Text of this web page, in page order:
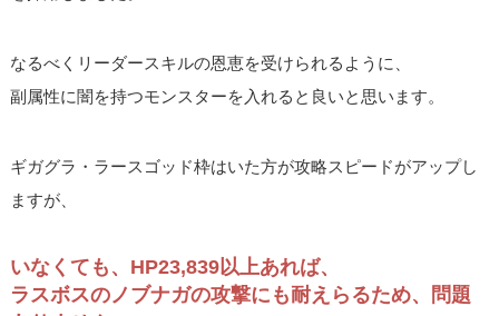
なるべくリーダースキルの恩恵を受けられるように、
副属性に闇を持つモンスターを入れると良いと思います。
ギガグラ・ラースゴッド枠はいた方が攻略スピードがアップし
ますが、
いなくても、HP23,839以上あれば、
ラスボスのノブナガの攻撃にも耐えらるため、問題